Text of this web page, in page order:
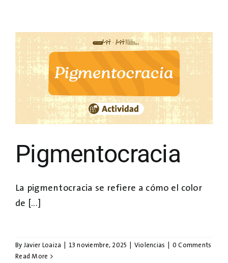
Pigmentocracia
La pigmentocracia se refiere a cómo el color
de [...]
By Javier Loaiza 13 noviembre, 2025 Violencias
0 Comments
Read More